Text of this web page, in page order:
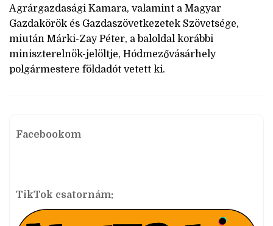
Agrárgazdasági Kamara, valamint a Magyar
Gazdakörök és Gazdaszövetkezetek Szövetsége,
miután Márki-Zay Péter, a baloldal korábbi
miniszterelnök-jelöltje, Hódmezővásárhely
polgármestere földadót vetett ki.
Facebookom
TikTok csatornám: